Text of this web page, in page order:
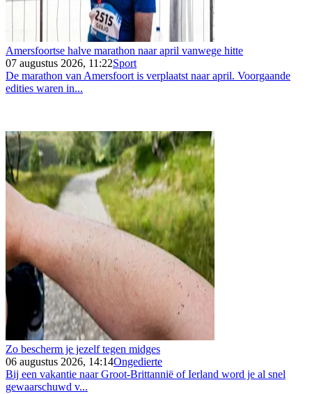
Amersfoortse halve marathon naar april vanwege hitte
07 augustus 2026, 11:22Sport
De marathon van Amersfoort is verplaatst naar april. Voorgaande
edities waren in...
Zo bescherm je jezelf tegen midges
06 augustus 2026, 14:14Ongedierte
Bij een vakantie naar Groot-Brittannië of Ierland word je al snel
gewaarschuwd v...